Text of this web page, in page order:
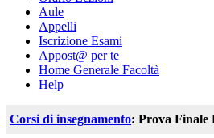
Aule
Appelli
Iscrizione Esami
Appost@ per te
Home Generale Facoltà
Help
Corsi di insegnamento: Prova Finale